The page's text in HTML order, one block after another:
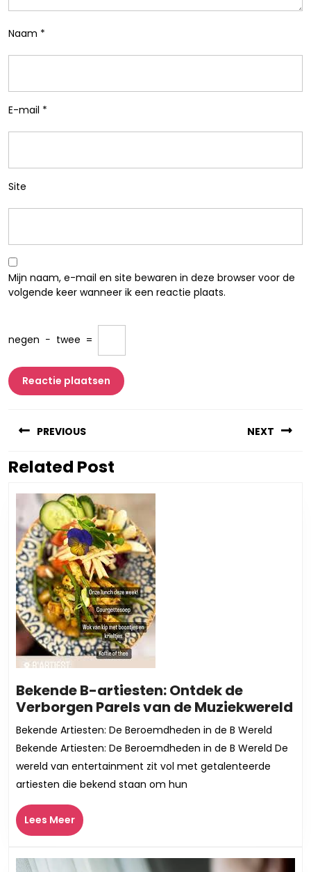
Naam *
E-mail *
Site
Mijn naam, e-mail en site bewaren in deze browser voor de
volgende keer wanneer ik een reactie plaats.
negen − twee =
PREVIOUS
Vorig
NEXT
Related Post
Bekende B-artiesten: Ontdek de
Verborgen Parels van de Muziekwereld
Bekende Artiesten: De Beroemdheden in de B Wereld
Bekende Artiesten: De Beroemdheden in de B Wereld De
wereld van entertainment zit vol met getalenteerde
artiesten die bekend staan om hun
Lees MeerLees
Meer